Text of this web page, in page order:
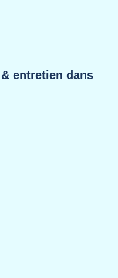
entretien dans